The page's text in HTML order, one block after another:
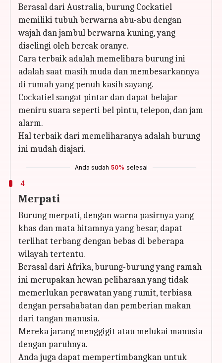
Berasal dari Australia, burung Cockatiel
memiliki tubuh berwarna abu-abu dengan
wajah dan jambul berwarna kuning, yang
diselingi oleh bercak oranye.
Cara terbaik adalah memelihara burung ini
adalah saat masih muda dan membesarkannya
di rumah yang penuh kasih sayang.
Cockatiel sangat pintar dan dapat belajar
meniru suara seperti bel pintu, telepon, dan jam
alarm.
Hal terbaik dari memeliharanya adalah burung
ini mudah diajari.
Anda sudah 50% selesai
4
Merpati
Burung merpati, dengan warna pasirnya yang
khas dan mata hitamnya yang besar, dapat
terlihat terbang dengan bebas di beberapa
wilayah tertentu.
Berasal dari Afrika, burung-burung yang ramah
ini merupakan hewan peliharaan yang tidak
memerlukan perawatan yang rumit, terbiasa
dengan persahabatan dan pemberian makan
dari tangan manusia.
Mereka jarang menggigit atau melukai manusia
dengan paruhnya.
Anda juga dapat mempertimbangkan untuk